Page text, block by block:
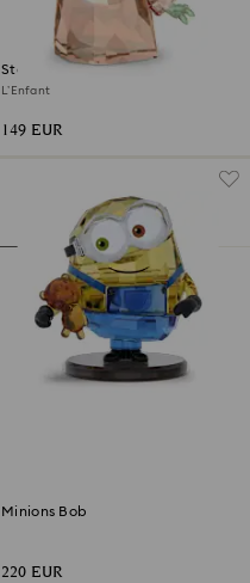
Star Wars – Mandalorian
L’Enfant
149 EUR
Minions Bob
220 EUR